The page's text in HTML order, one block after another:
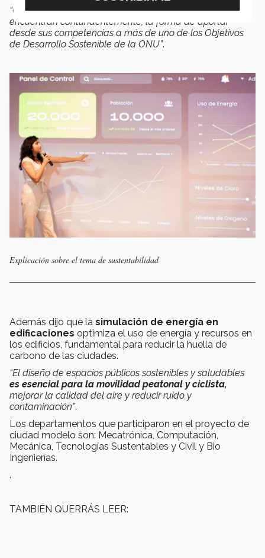
“Gracias a Ciudad Modelo, las alumnas y alumnos
encuentran contundentemente, la forma de aportar
desde sus competencias a más de uno de los Objetivos
de Desarrollo Sostenible de la ONU”.
Explicación sobre el tema de sustentabilidad
Además dijo que la simulación de energía en
edificaciones optimiza el uso de energía y recursos en
los edificios, fundamental para reducir la huella de
carbono de las ciudades.
“El diseño de espacios públicos sostenibles y saludables
es esencial para la movilidad peatonal y ciclista,
mejorar la calidad del aire y reducir ruido y
contaminación”.
Los departamentos que participaron en el proyecto de
ciudad modelo son: Mecatrónica, Computación,
Mecánica, Tecnologías Sustentables y Civil y Bio
Ingenierías.
.
TAMBIÉN QUERRÁS LEER: